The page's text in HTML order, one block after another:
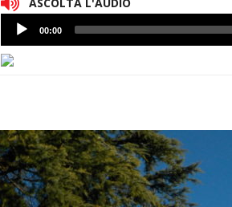
Lettore
Audio
00:00